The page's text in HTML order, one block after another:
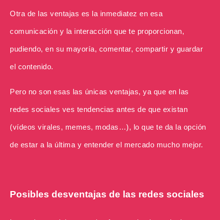
Otra de las ventajas es la inmediatez en esa
comunicación y la interacción que te proporcionan,
pudiendo, en su mayoría, comentar, compartir y guardar
el contenido.
Pero no son esas las únicas ventajas, ya que en las
redes sociales ves tendencias antes de que existan
(vídeos virales, memes, modas…), lo que te da la opción
de estar a la última y entender el mercado mucho mejor.
Posibles desventajas de las redes sociales